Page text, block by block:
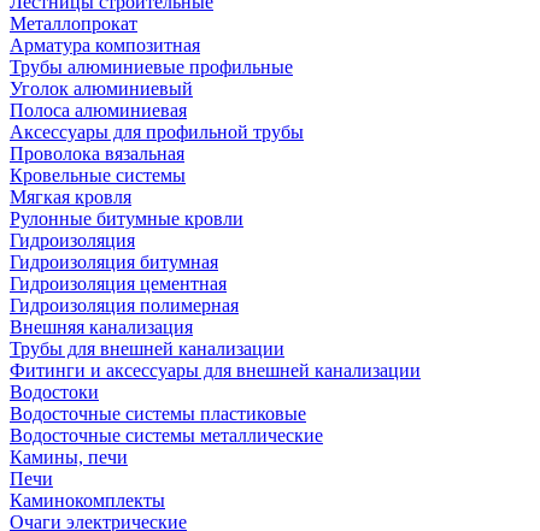
Металлопрокат
Арматура композитная
Трубы алюминиевые профильные
Уголок алюминиевый
Полоса алюминиевая
Аксессуары для профильной трубы
Проволока вязальная
Кровельные системы
Мягкая кровля
Рулонные битумные кровли
Гидроизоляция
Гидроизоляция битумная
Гидроизоляция цементная
Гидроизоляция полимерная
Внешняя канализация
Трубы для внешней канализации
Фитинги и аксессуары для внешней канализации
Водостоки
Водосточные системы пластиковые
Водосточные системы металлические
Камины, печи
Печи
Каминокомплекты
Очаги электрические